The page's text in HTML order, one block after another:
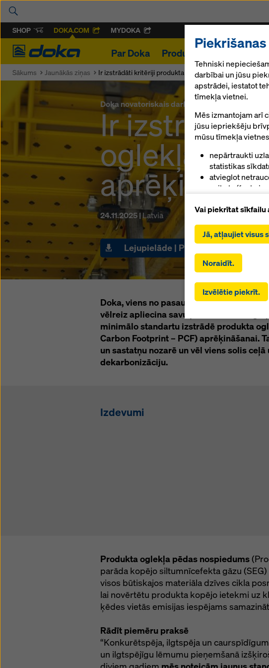
SHOP DOKA.COM MYDOKA
Doka
Par Doka Produkti un pakalpojumi
Sākums Jaunākās ziņas Ir izstrādāti kritēriji produkta oglekļa pēdas nospieduma
Doka novatoriskais darbs nes rezultātus
Ir izstrādāti
oglekļa
24.11.2025 |Latvia
Lejupielāde | Preses materiāli
Doka, viens no pasaules vadošajiem
vēlreiz apliecina savu pioniera lomu
minimālo standartu izstrādē produkta
Carbon Footprint – PCF) aprēķināšanai.
un sastatņu nozarē un vēl viens solis
dekarbonizāciju.
Izdevumi
Produkta oglekļa pēdas nospiedums
parāda kopējo siltumnīcefekta gāzu
visos būtiskajos materiāla dzīves cikla
lai novērtētu produkta kopējo ietekmi uz
ķēdes vietās emisijas iespējams
Rādīt piemēru praksē
“Konkurētspēja, ilgtspēja un
un ilgtspējīgu lēmumu pieņemšanā
Tehniski
darbībai un jūsu
apstrādei, iestatot
tīmekļa vietnei.
Mēs izmantojam arī
jūsu iepriekšēju
mūsu tīmekļa
nepārtraukti
statistikas
atvieglot
veikalu
(mārketinga
Noklikšķinot uz
sniedzējus)”, jūs
izvēlējies ar izvēles
trešām valstīm,
pakalpojumu
lēmuma par
aizsardzības
trešo valstu
efektīvu tiesiskās
kurām
sīkdatņu iestatījumus
Vai piekrītat sīkfailu
Jā, atļaujiet visus
Noraidīt.
Izvēlētie piekrīt.